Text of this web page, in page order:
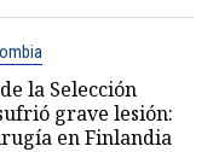
la Selección
grave lesión:
en Finlandia